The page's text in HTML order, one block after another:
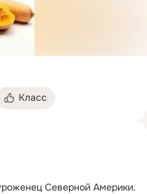
Класс
Северной Америки.